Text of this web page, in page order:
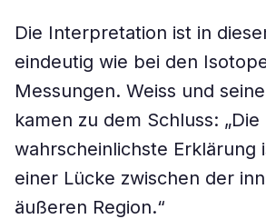
Die Interpretation ist in
eindeutig wie bei den
Messungen. Weiss und
kamen zu dem Schluss: „Die
wahrscheinlichste Erklärung
einer Lücke zwischen der
äußeren Region.“